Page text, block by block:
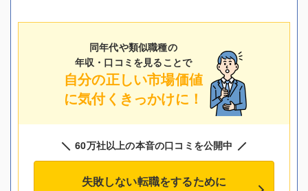
同年代や類似職種の
年収・口コミを見ることで
自分の正しい市場価値
に気付くきっかけに！
60万社以上の本音の口コミを公開中
失敗しない転職をするために